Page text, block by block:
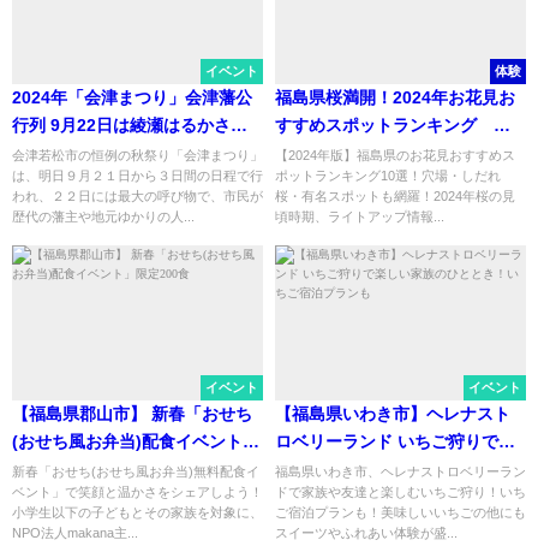
イベント
2024年「会津まつり」会津藩公
行列 9月22日は綾瀬はるかさん
が参加 交通規制情報も掲載
会津若松市の恒例の秋祭り「会津まつり」
は、明日９月２１日から３日間の日程で行
われ、２２日には最大の呼び物で、市民が
歴代の藩主や地元ゆかりの人...
体験
福島県桜満開！2024年お花見お
すすめスポットランキング 穴
場・しだれ桜・有名スポットも
網羅
【2024年版】福島県のお花見おすすめス
ポットランキング10選！穴場・しだれ
桜・有名スポットも網羅！2024年桜の見
頃時期、ライトアップ情報...
イベント
【福島県郡山市】 新春「おせち
(おせち風お弁当)配食イベント」
限定200食
新春「おせち(おせち風お弁当)無料配食イ
ベント」で笑顔と温かさをシェアしよう！
小学生以下の子どもとその家族を対象に、
NPO法人makana主...
イベント
【福島県いわき市】ヘレナスト
ロベリーランド いちご狩りで楽
しい家族のひととき！いちご宿
泊プランも
福島県いわき市、ヘレナストロベリーラン
ドで家族や友達と楽しむいちご狩り！いち
ご宿泊プランも！美味しいいちごの他にも
スイーツやふれあい体験が盛...